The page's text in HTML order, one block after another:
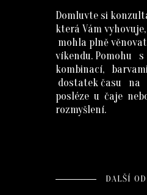
Domluvte si
která Vám
mohla plně
víkendu. Pomohu s
kombinací,
dostatek času na
posléze u čaje
rozmyšlení.
DALŠÍ